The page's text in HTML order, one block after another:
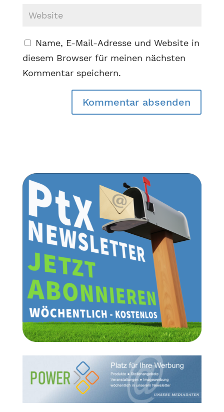
Name, E-Mail-Adresse und Website in
diesem Browser für meinen nächsten
Kommentar speichern.